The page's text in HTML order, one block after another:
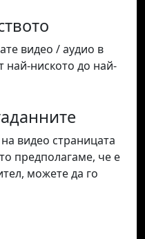
видео / аудио в
най-ниското до най-
видео страницата
предполагаме, че е
можете да го